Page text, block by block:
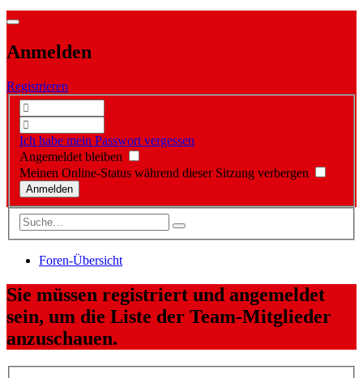
Anmelden
Registrieren
Ich habe mein Passwort vergessen
Angemeldet bleiben
Meinen Online-Status während dieser Sitzung verbergen
Foren-Übersicht
Sie müssen registriert und angemeldet
sein, um die Liste der Team-Mitglieder
anzuschauen.